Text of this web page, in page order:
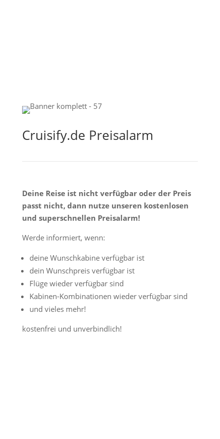
Cruisify.de Preisalarm
Deine Reise ist nicht verfügbar oder der Preis
passt nicht, dann nutze unseren kostenlosen
und superschnellen Preisalarm!
Werde informiert, wenn:
deine Wunschkabine verfügbar ist
dein Wunschpreis verfügbar ist
Flüge wieder verfügbar sind
Kabinen-Kombinationen wieder verfügbar sind
und vieles mehr!
kostenfrei und unverbindlich!